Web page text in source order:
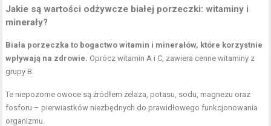
Jakie są wartości odżywcze białej porzeczki: witaminy i
minerały?
Biała porzeczka to bogactwo witamin i minerałów, które korzystnie
wpływają na zdrowie. Oprócz witamin A i C, zawiera cennewitaminy z
grupy B.
Te niepozorne owoce są źródłem żelaza, potasu, sodu, magnezu oraz
fosforu – pierwiastków niezbędnych do prawidłowego funkcjonowania
organizmu.